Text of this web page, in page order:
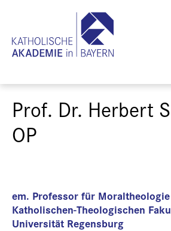
Prof. Dr. Herbert
OP
em. Professor für
Katholischen-Theologischen
Universität Regensburg